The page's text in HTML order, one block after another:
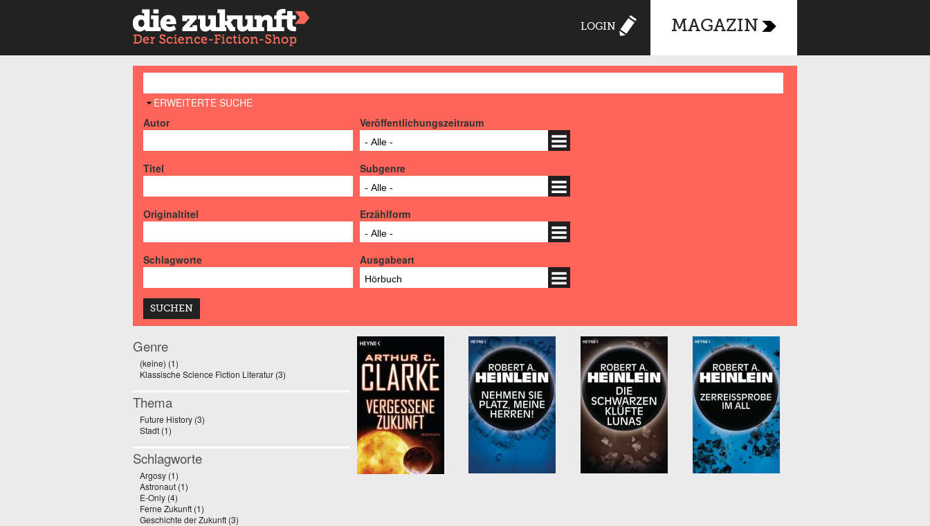
LOGIN MAGAZIN
AUSBLENDEN
ERWEITERTE SUCHE
Autor
Veröffentlichungszeitraum
- Alle -
Titel Subgenre
- Alle -
Originaltitel Erzählform
- Alle -
Schlagworte Ausgabeart
Hörbuch
Genre
(keine) (1)
Klassische Science Fiction Literatur (3) Apply Klassische Science Fiction Literatur filter
Thema
Future History (3)
Stadt (1)
Schlagworte
Argosy (1)
Astronaut (1)
E-Only (4)
Ferne Zukunft (1)
Geschichte der Zukunft (3)